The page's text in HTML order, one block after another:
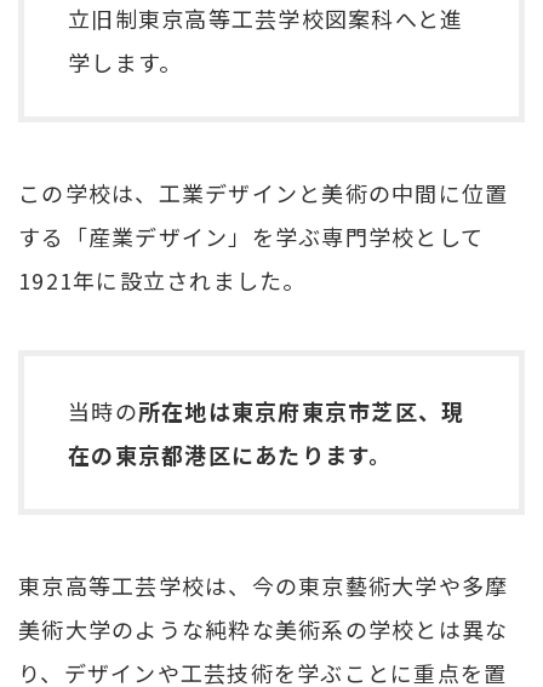
立旧制東京高等工芸学校図案科へと進
学します。
この学校は、工業デザインと美術の中間に位置
する「産業デザイン」を学ぶ専門学校として
1921年に設立されました。
当時の所在地は東京府東京市芝区、現
在の東京都港区にあたります。
東京高等工芸学校は、今の東京藝術大学や多摩
美術大学のような純粋な美術系の学校とは異な
り、デザインや工芸技術を学ぶことに重点を置